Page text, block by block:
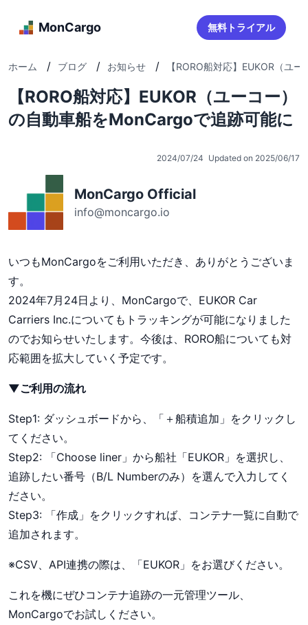
MonCargo 無料トライアル
ホーム / ブログ / お知らせ / 【RORO船対応】EUKOR（ユー
【RORO船対応】EUKOR（ユーコー）
の自動車船をMonCargoで追跡可能に
2024/07/24 Updated on 2025/06/17
MonCargo Official
info@moncargo.io
いつもMonCargoをご利用いただき、ありがとうございま
す。
2024年7月24日より、MonCargoで、EUKOR Car
Carriers Inc.についてもトラッキングが可能になりました
のでお知らせいたします。今後は、RORO船についても対
応範囲を拡大していく予定です。
▼ご利用の流れ
Step1: ダッシュボードから、「＋船積追加」をクリックし
てください。
Step2: 「Choose liner」から船社「EUKOR」を選択し、
追跡したい番号（B/L Numberのみ）を選んで入力してく
ださい。
Step3: 「作成」をクリックすれば、コンテナ一覧に自動で
追加されます。
※CSV、API連携の際は、「EUKOR」をお選びください。
これを機にぜひコンテナ追跡の一元管理ツール、
MonCargoでお試しください。